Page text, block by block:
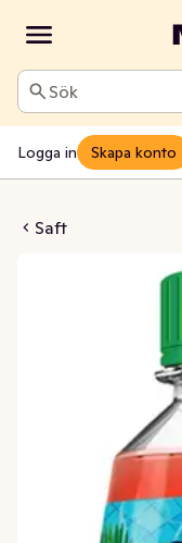
Sök
Logga in Skapa konto
Saft
Lemonade